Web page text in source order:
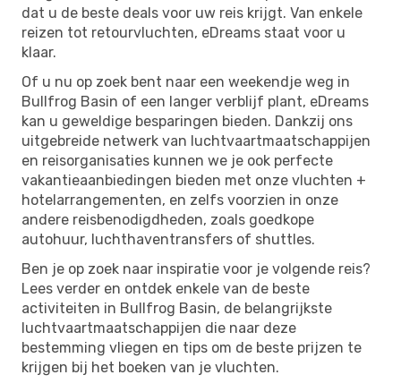
dat u de beste deals voor uw reis krijgt. Van enkele
reizen tot retourvluchten, eDreams staat voor u
klaar.
Of u nu op zoek bent naar een weekendje weg in
Bullfrog Basin of een langer verblijf plant, eDreams
kan u geweldige besparingen bieden. Dankzij ons
uitgebreide netwerk van luchtvaartmaatschappijen
en reisorganisaties kunnen we je ook perfecte
vakantieaanbiedingen bieden met onze vluchten +
hotelarrangementen, en zelfs voorzien in onze
andere reisbenodigdheden, zoals goedkope
autohuur, luchthaventransfers of shuttles.
Ben je op zoek naar inspiratie voor je volgende reis?
Lees verder en ontdek enkele van de beste
activiteiten in Bullfrog Basin, de belangrijkste
luchtvaartmaatschappijen die naar deze
bestemming vliegen en tips om de beste prijzen te
krijgen bij het boeken van je vluchten.